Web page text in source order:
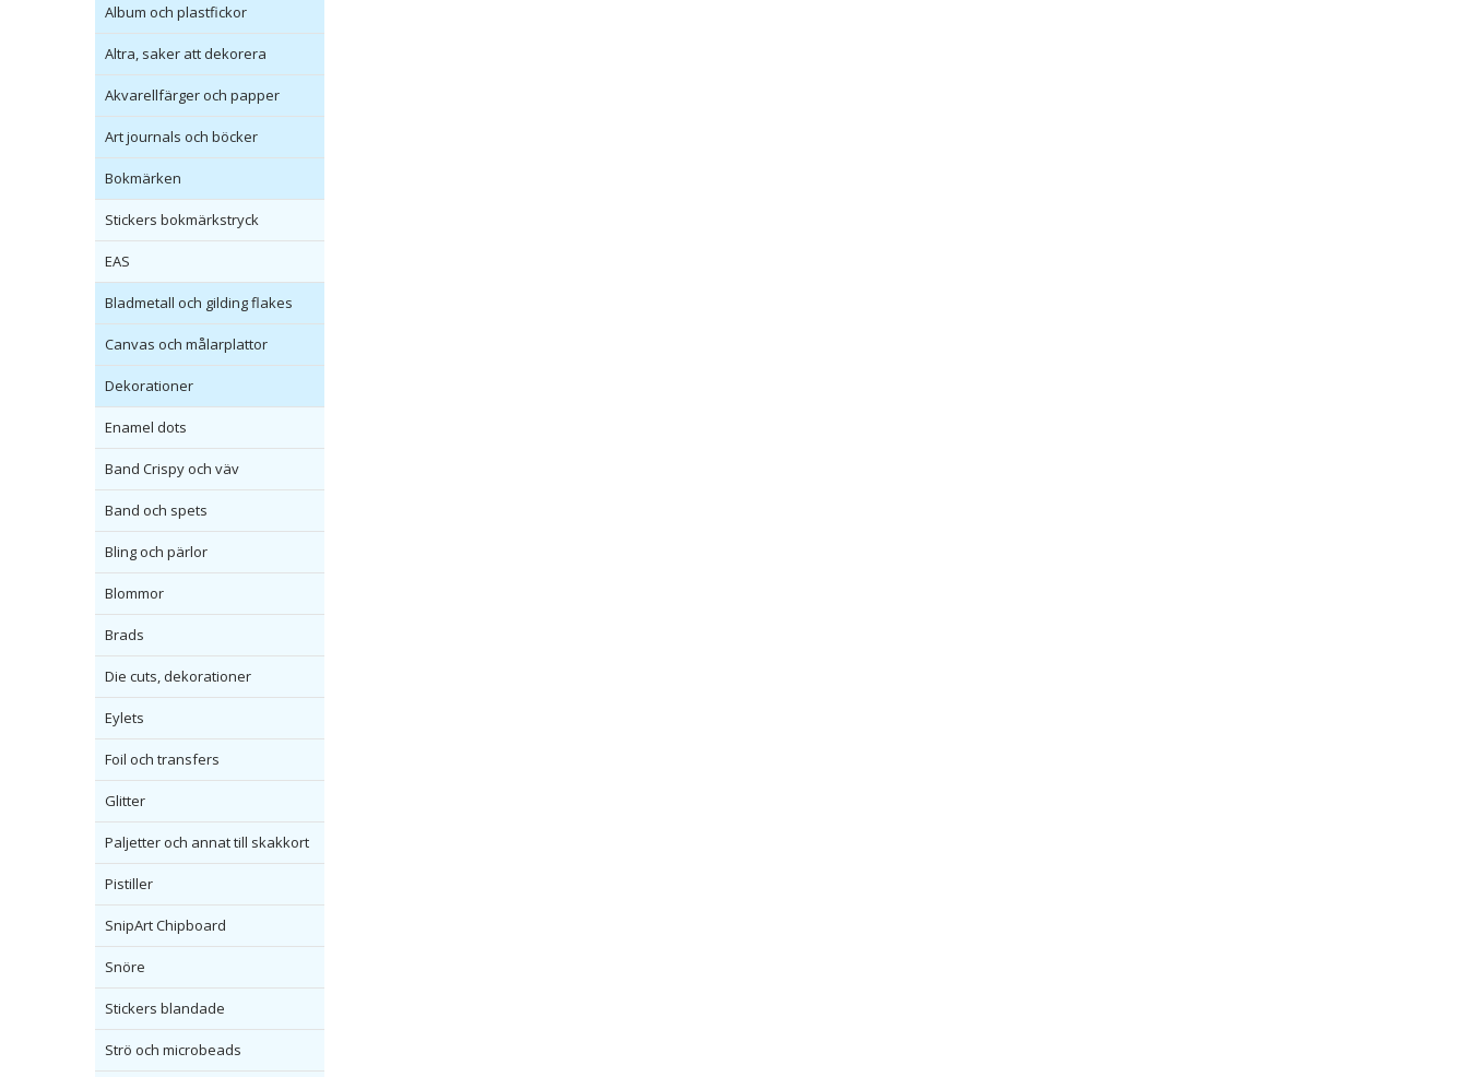
Album och plastfickor
Altra, saker att dekorera
Akvarellfärger och papper
Art journals och böcker
Bokmärken
Stickers bokmärkstryck
EAS
Bladmetall och gilding flakes
Canvas och målarplattor
Dekorationer
Enamel dots
Band Crispy och väv
Band och spets
Bling och pärlor
Blommor
Brads
Die cuts, dekorationer
Eylets
Foil och transfers
Glitter
Paljetter och annat till skakkort
Pistiller
SnipArt Chipboard
Snöre
Stickers blandade
Strö och microbeads